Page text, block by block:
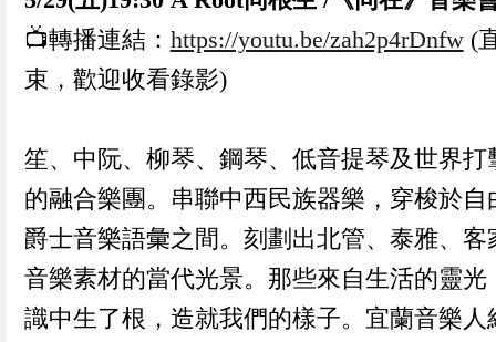
📺轉播連結： https://youtu.be/zah2p4rDnfw(
束，歡迎收看錄影)
笙、中阮、柳琴、鋼琴、低音提琴及世界打
的融合樂團。串聯中西民族器樂，穿梭於自
爵士音樂語彙之間。刻劃出北管、泰雅、客
音樂素材的當代光景。那些來自生活的靈光
識中生了根，造就我們的樣子。宜蘭音樂人